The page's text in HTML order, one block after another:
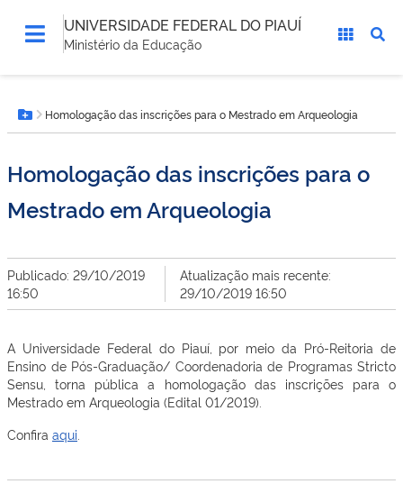
UNIVERSIDADE FEDERAL DO PIAUÍ
Ministério da Educação
está
aqui:Botão Menu
Homologação das inscrições para o Mestrado em Arqueologia
Homologação das inscrições para o
Mestrado em Arqueologia
Publicado: 29/10/2019
16:50
Atualização mais recente:
29/10/2019 16:50
A Universidade Federal do Piauí, por meio da Pró-Reitoria de
Ensino de Pós-Graduação/ Coordenadoria de Programas Stricto
Sensu, torna pública a homologação das inscrições para o
Mestrado em Arqueologia (Edital 01/2019).
Confira aqui